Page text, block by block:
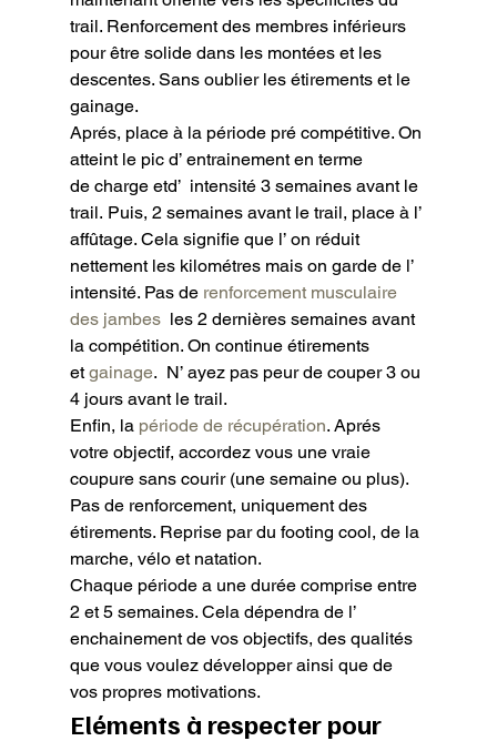
trail. Renforcement des membres inférieurs
pour être solide dans les montées et les
descentes. Sans oublier les étirements et le
gainage.
Aprés, place à la période pré compétitive. On
atteint le pic d’ entrainement en terme
de charge etd’  intensité 3 semaines avant le
trail. Puis, 2 semaines avant le trail, place à l’
affûtage. Cela signifie que l’ on réduit
nettement les kilométres mais on garde de l’
intensité. Pas de renforcement musculaire
des jambes les 2 dernières semaines avant
la compétition. On continue étirements
et gainage.  N’ ayez pas peur de couper 3 ou
4 jours avant le trail.
Enfin, la période de récupération. Aprés
votre objectif, accordez vous une vraie
coupure sans courir (une semaine ou plus).
Pas de renforcement, uniquement des
étirements. Reprise par du footing cool, de la
marche, vélo et natation.
Chaque période a une durée comprise entre
2 et 5 semaines. Cela dépendra de l’
enchainement de vos objectifs, des qualités
que vous voulez développer ainsi que de
vos propres motivations.
Eléments à respecter pour